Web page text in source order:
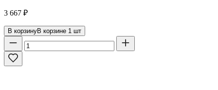
3 667 ₽
В корзинуВ корзине 1 шт